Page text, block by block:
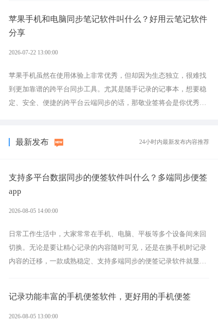
苹果手机和电脑同步笔记软件叫什么？好用云笔记软件
分享
2026-07-22 13:00:00
苹果手机虽然在使用体验上非常优秀，但却因为生态独立，很难找
到更加靠谱的跨平台同步工具。尤其是随手记录的记事本，想要稳
定、安全、便捷的跨平台云端同步的话，那敬业签将会是你优秀的
最新发布 24小时内最新发布内容推荐
支持多平台数据同步的便签软件叫什么？多端同步便签
app
2026-08-05 14:00:00
日常工作生活中，大家常常在手机、电脑、平板等多个设备间来回
切换。无论是要让精心记录的内容随时可见，还是在换手机时记录
内容的迁移，一款成熟稳定、支持多端同步的便签记录软件就显得
记录功能丰富的手机便签软件，更好用的手机便签
2026-08-05 13:00:00